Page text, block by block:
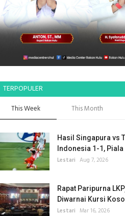
TERPOPULER
This Week This Month
Hasil Singapura vs
Indonesia 1-1, Piala
Lestari Aug 7, 2026
Rapat Paripurna
Diwarnai Kursi
Lestari Mar 16, 2026